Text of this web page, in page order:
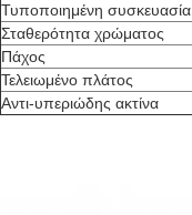
Τυποποιημένη συσκευασία
Σταθερότητα χρώματος
Πάχος
Τελειωμένο πλάτος
Αντι-υπεριώδης ακτίνα